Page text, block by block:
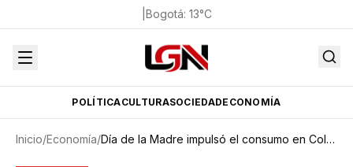
Bogotá: 13°C
POLÍTICACULTURASOCIEDADECONOMÍA
Inicio/Economía/ Día de la Madre impulsó el consumo en Colombia con más de un billón de pesos facturado en transacciones electrónicas